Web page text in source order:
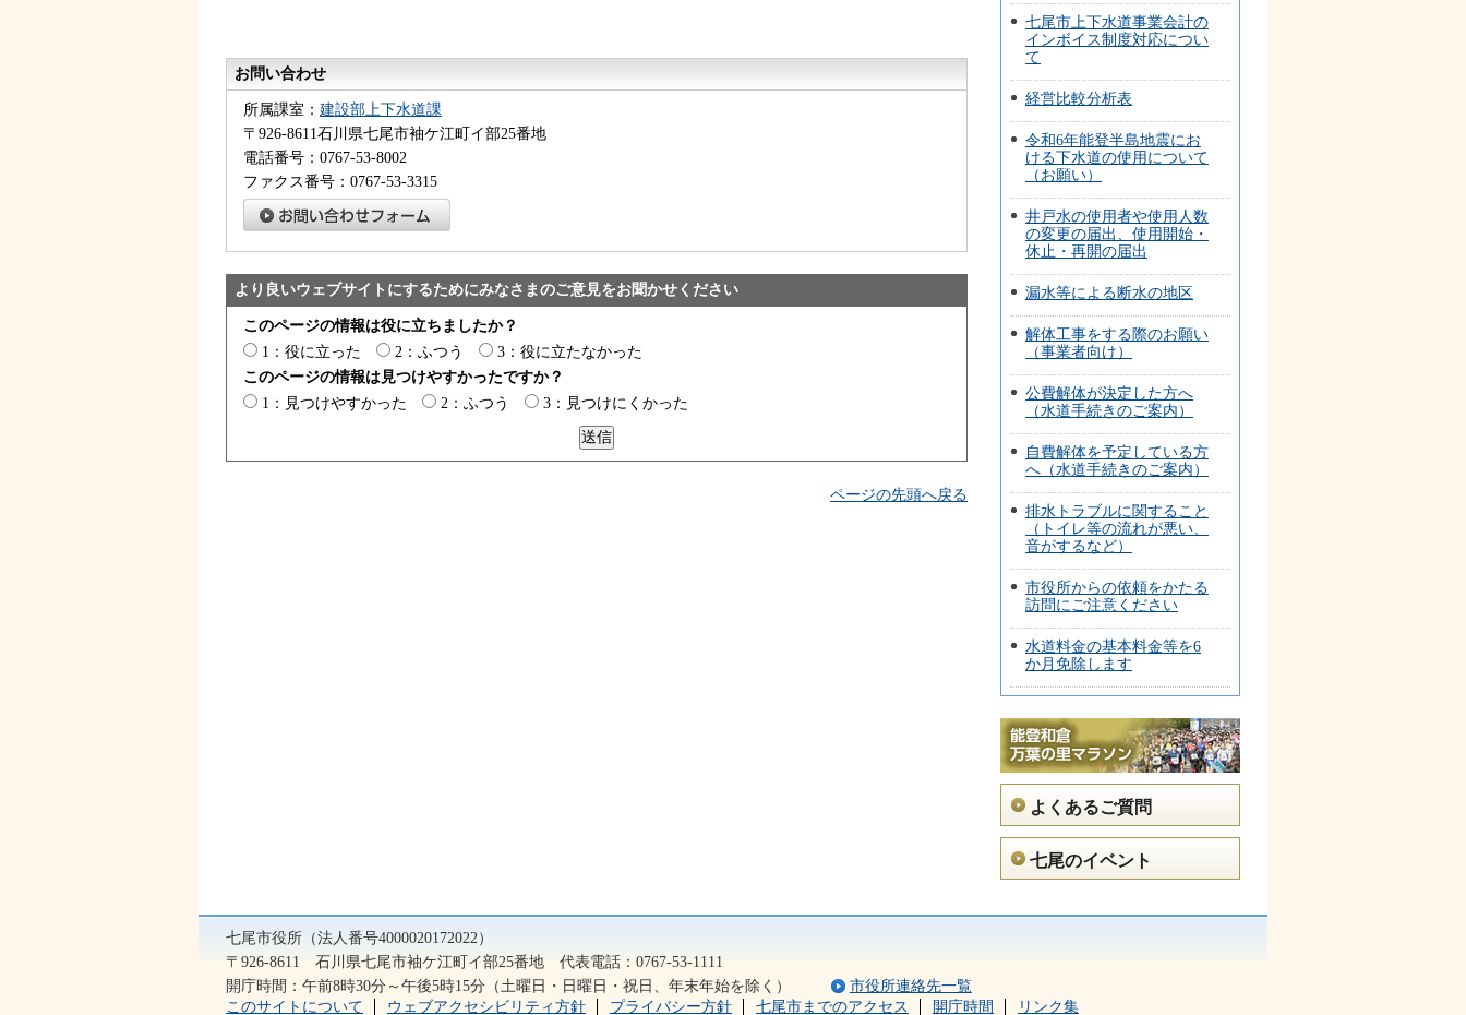
お問い合わせ
所属課室： 建設部上下水道課
〒926-8611石川県七尾市袖ケ江町イ部25番地
電話番号：0767-53-8002
ファクス番号：0767-53-3315
より良いウェブサイトにするためにみなさまのご意見をお聞かせください
このページの情報は役に立ちましたか？
1：役に立った
2：ふつう
3：役に立たなかった
このページの情報は見つけやすかったですか？
1：見つけやすかった
2：ふつう 3：見つけにくかった
ページの先頭へ戻る
七尾市上下水道事業会計の
インボイス制度対応につい
て
経営比較分析表
令和6年能登半島地震にお
ける下水道の使用について
（お願い）
井戸水の使用者や使用人数
の変更の届出、使用開始・
休止・再開の届出
漏水等による断水の地区
解体工事をする際のお願い
（事業者向け）
公費解体が決定した方へ
（水道手続きのご案内）
自費解体を予定している方
へ（水道手続きのご案内）
排水トラブルに関すること
（トイレ等の流れが悪い、
音がするなど）
市役所からの依頼をかたる
訪問にご注意ください
水道料金の基本料金等を6
か月免除します
よくあるご質問
七尾のイベント
七尾市役所（法人番号4000020172022）
〒926-8611 石川県七尾市袖ケ江町イ部25番地 代表電話：0767-53-1111
開庁時間：午前8時30分～午後5時15分（土曜日・日曜日・祝日、年末年始を除く）
市役所連絡先一覧
このサイトについて
ウェブアクセシビリティ方針 プライバシー方針 七尾市までのアクセス 開庁時間 リンク集